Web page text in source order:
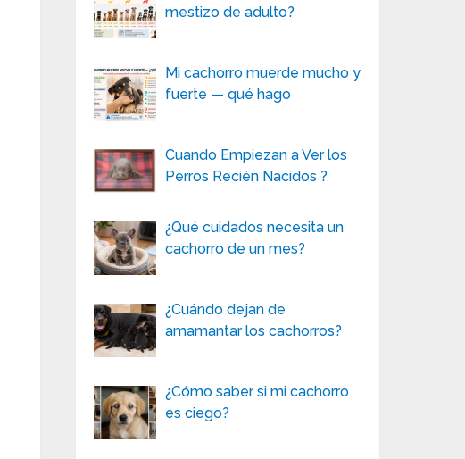
mestizo de adulto?
Mi cachorro muerde mucho y
fuerte — qué hago
Cuando Empiezan a Ver los
Perros Recién Nacidos ?
¿Qué cuidados necesita un
cachorro de un mes?
¿Cuándo dejan de
amamantar los cachorros?
¿Cómo saber si mi cachorro
es ciego?